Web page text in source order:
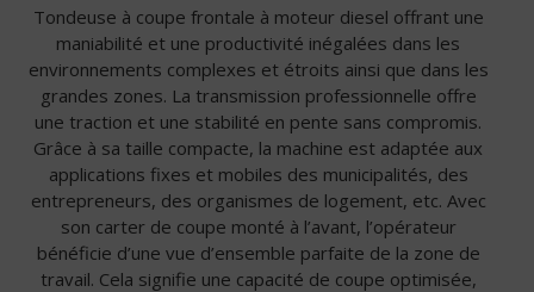
Tondeuse à coupe frontale à moteur diesel offrant une
maniabilité et une productivité inégalées dans les
environnements complexes et étroits ainsi que dans les
grandes zones. La transmission professionnelle offre
une traction et une stabilité en pente sans compromis.
Grâce à sa taille compacte, la machine est adaptée aux
applications fixes et mobiles des municipalités, des
entrepreneurs, des organismes de logement, etc. Avec
son carter de coupe monté à l’avant, l’opérateur
bénéficie d’une vue d’ensemble parfaite de la zone de
travail. Cela signifie une capacité de coupe optimisée,